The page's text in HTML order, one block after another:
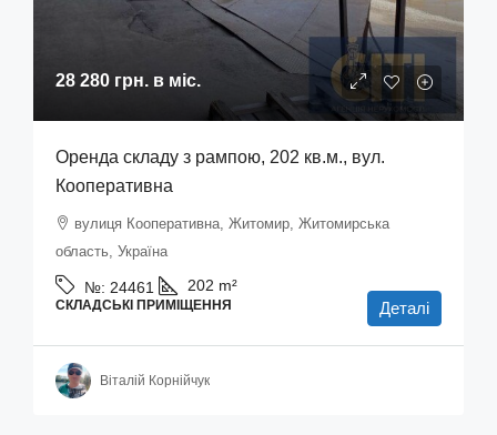
28 280 грн. в міс.
Оренда складу з рампою, 202 кв.м., вул.
Кооперативна
вулиця Кооперативна, Житомир, Житомирська
область, Україна
№: 24461 202 m²
СКЛАДСЬКІ ПРИМІЩЕННЯ Деталі
Віталій Корнійчук